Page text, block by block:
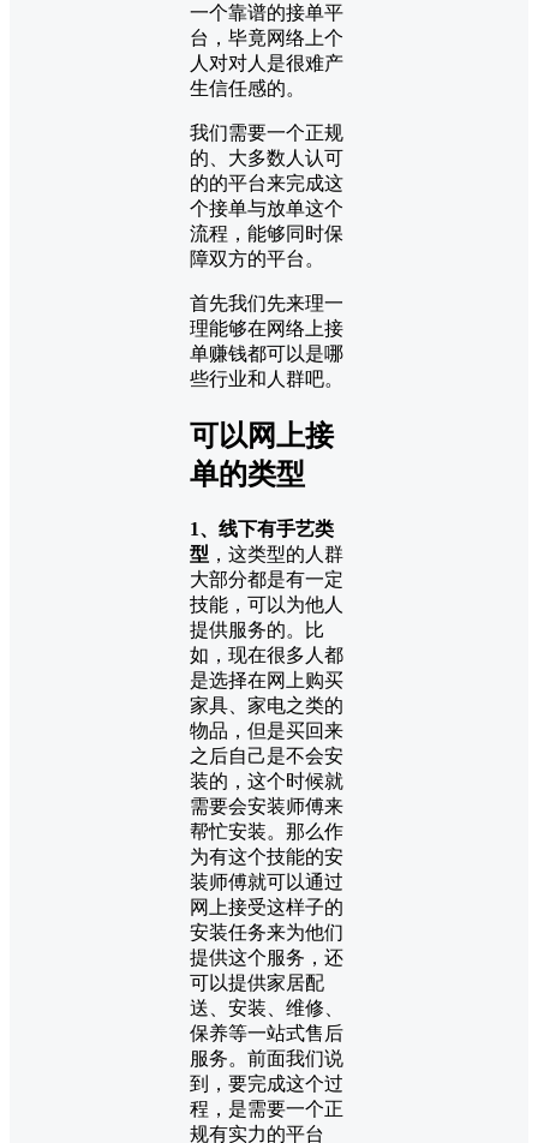
一个靠谱的接单平
台，毕竟网络上个
人对对人是很难产
生信任感的。
我们需要一个正规
的、大多数人认可
的的平台来完成这
个接单与放单这个
流程，能够同时保
障双方的平台。
首先我们先来理一
理能够在网络上接
单赚钱都可以是哪
些行业和人群吧。
可以网上接
单的类型
1、线下有手艺类
型 ，这类型的人群
大部分都是有一定
技能，可以为他人
提供服务的。比
如，现在很多人都
是选择在网上购买
家具、家电之类的
物品，但是买回来
之后自己是不会安
装的，这个时候就
需要会安装师傅来
帮忙安装。那么作
为有这个技能的安
装师傅就可以通过
网上接受这样子的
安装任务来为他们
提供这个服务，还
可以提供家居配
送、安装、维修、
保养等一站式售后
服务。前面我们说
到，要完成这个过
程，是需要一个正
规有实力的平台